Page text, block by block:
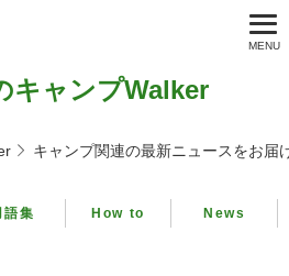
キャンプWalker
キャンプ関連の最新ニュースをお届
語集 How to News